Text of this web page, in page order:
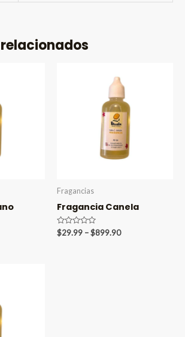
Fragancias
Fragancia Canela
Valorado
en
$29.99 –$899.90Price